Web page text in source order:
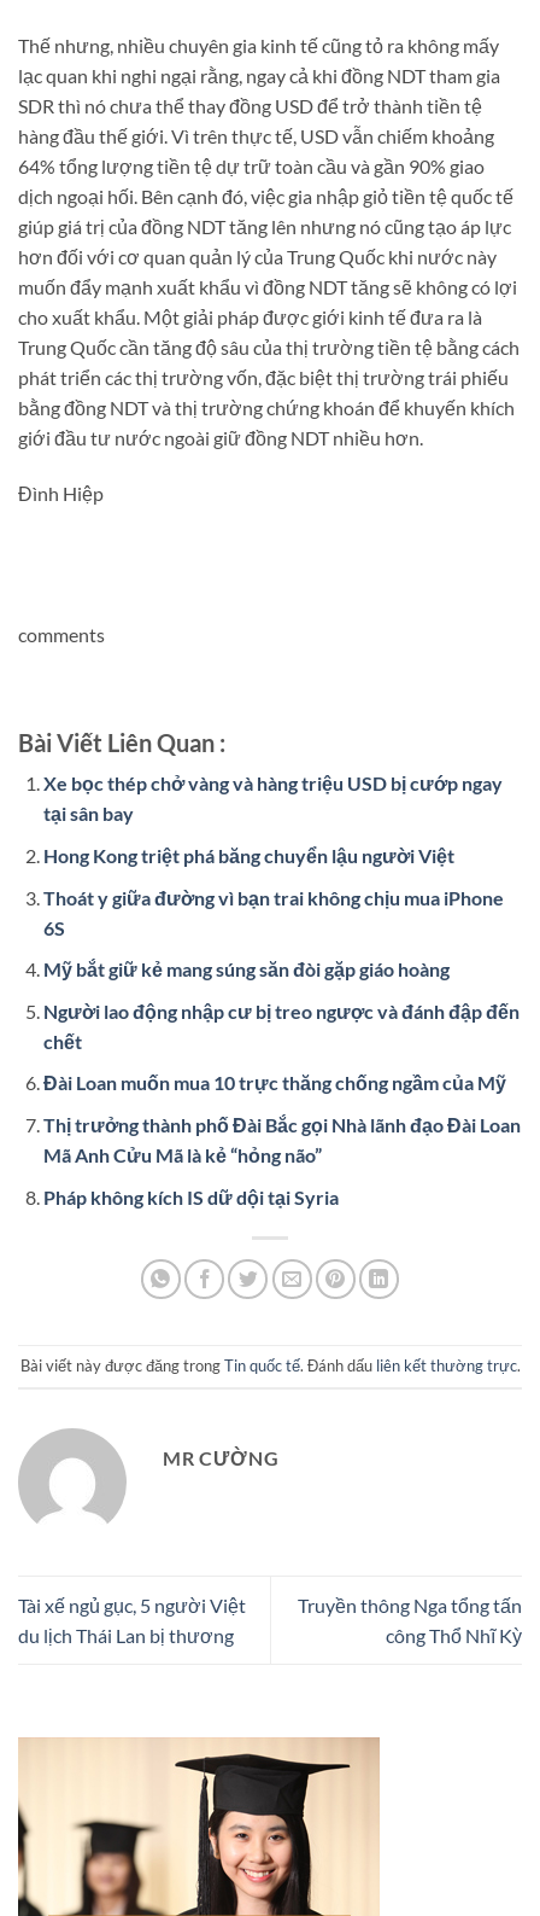
Thế nhưng, nhiều chuyên gia kinh tế cũng tỏ ra không mấy
lạc quan khi nghi ngại rằng, ngay cả khi đồng NDT tham gia
SDR thì nó chưa thể thay đồng USD để trở thành tiền tệ
hàng đầu thế giới. Vì trên thực tế, USD vẫn chiếm khoảng
64% tổng lượng tiền tệ dự trữ toàn cầu và gần 90% giao
dịch ngoại hối. Bên cạnh đó, việc gia nhập giỏ tiền tệ quốc tế
giúp giá trị của đồng NDT tăng lên nhưng nó cũng tạo áp lực
hơn đối với cơ quan quản lý của Trung Quốc khi nước này
muốn đẩy mạnh xuất khẩu vì đồng NDT tăng sẽ không có lợi
cho xuất khẩu. Một giải pháp được giới kinh tế đưa ra là
Trung Quốc cần tăng độ sâu của thị trường tiền tệ bằng cách
phát triển các thị trường vốn, đặc biệt thị trường trái phiếu
bằng đồng NDT và thị trường chứng khoán để khuyến khích
giới đầu tư nước ngoài giữ đồng NDT nhiều hơn.
Đình Hiệp
comments
Bài Viết Liên Quan :
Xe bọc thép chở vàng và hàng triệu USD bị cướp ngay
tại sân bay
Hong Kong triệt phá băng chuyển lậu người Việt
Thoát y giữa đường vì bạn trai không chịu mua iPhone
6S
Mỹ bắt giữ kẻ mang súng săn đòi gặp giáo hoàng
Người lao động nhập cư bị treo ngược và đánh đập đến
chết
Đài Loan muốn mua 10 trực thăng chống ngầm của Mỹ
Thị trưởng thành phố Đài Bắc gọi Nhà lãnh đạo Đài Loan
Mã Anh Cửu Mã là kẻ “hỏng não”
Pháp không kích IS dữ dội tại Syria
Bài viết này được đăng trongTin quốc tế. Đánh dấu liên kết thường trực.
MR CƯỜNG
Tài xế ngủ gục, 5 người Việt
du lịch Thái Lan bị thương
Truyền thông Nga tổng tấn
công Thổ Nhĩ Kỳ